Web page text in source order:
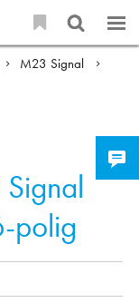
M23 Signal
polig